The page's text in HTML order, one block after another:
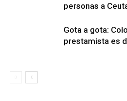
personas a
Gota a gota:
prestamista es